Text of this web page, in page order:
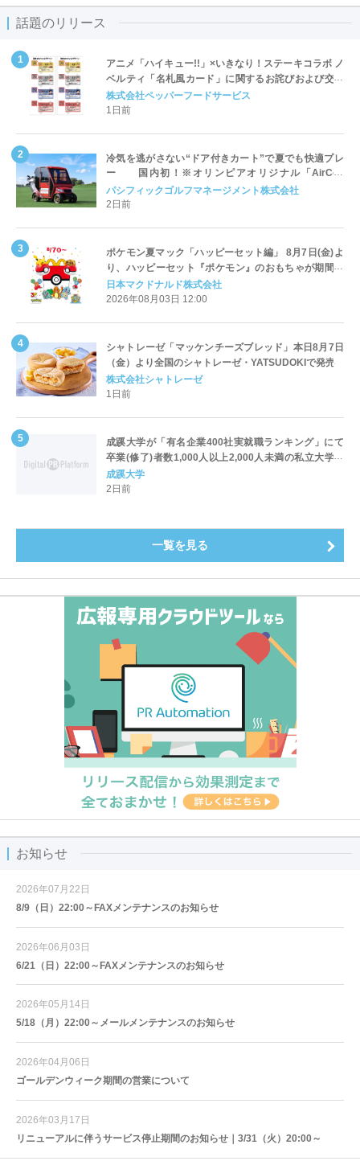
話題のリリース
アニメ「ハイキュー!!」×いきなり！ステーキコラボ ノ
ベルティ「名札風カード」に関するお詫びおよび交換
対応についてのご案内
株式会社ペッパーフードサービス
1日前
冷気を逃がさない“ドア付きカート”で夏でも快適プレ
ー 国内初！※オリンピアオリジナル「AirCon
Cart（エアコンカート）」導入 | ＰＧＭ
パシフィックゴルフマネージメント株式会社
2日前
ポケモン夏マック「ハッピーセット編」 8月7日(金)よ
り、ハッピーセット『ポケモン』のおもちゃが期間限
定登場
日本マクドナルド株式会社
2026年08月03日 12:00
シャトレーゼ「マッケンチーズブレッド」本日8月7日
（金）より全国のシャトレーゼ・YATSUDOKIで発売
株式会社シャトレーゼ
1日前
成蹊大学が「有名企業400社実就職ランキング」にて
卒業(修了)者数1,000人以上2,000人未満の私立大学で
全国第1位を獲得！～実就職率は26.5%（前年比＋
4.3pt）に伸長、東京の私立大学でも10位にランクイン
成蹊大学
2日前
一覧を見る
お知らせ
2026年07月22日
8/9（日）22:00～FAXメンテナンスのお知らせ
2026年06月03日
6/21（日）22:00～FAXメンテナンスのお知らせ
2026年05月14日
5/18（月）22:00～メールメンテナンスのお知らせ
2026年04月06日
ゴールデンウィーク期間の営業について
2026年03月17日
リニューアルに伴うサービス停止期間のお知らせ｜3/31（火）20:00～